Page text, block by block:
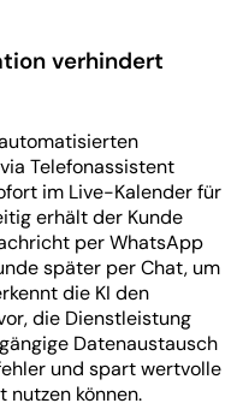
verhindert
Telefonassistent
im Live-Kalender für
erhält der Kunde
per WhatsApp
später per Chat, um
die KI den
die Dienstleistung
Datenaustausch
und spart wertvolle
nutzen können.